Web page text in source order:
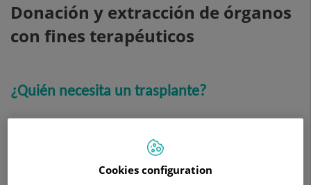
Donación y extracción de órganos
con fines terapéuticos
¿Quién necesita un trasplante?
uno de sus órganos que no pueden curarse con otro tipo
de tratamiento médico. El trasplante es su única solución
para evitar la muerte o para llevar una mejor calidad de
Cookies configuration